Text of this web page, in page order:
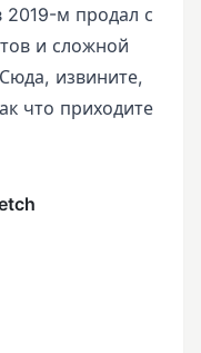
2019-м продал с
и сложной
извините,
что приходите